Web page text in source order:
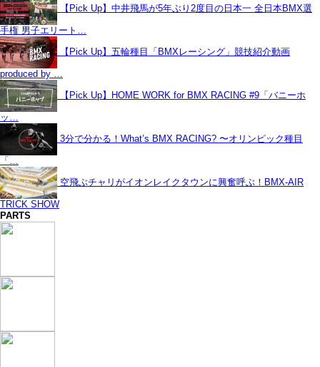
【Pick Up】中井飛馬が5年ぶり2度目の日本一 全日本BMX選
手権 男子エリート…
【Pick Up】五輪種目「BMXレーシング」競技紹介動画
produced by …
【Pick Up】HOME WORK for BMX RACING #9「バニーホ
ッ…
3分で分かる！What’s BMX RACING? 〜オリンピック種目
「…
空飛ぶチャリがイオンレイクタウンに興奮呼ぶ！BMX-AIR
TRICK SHOW
PARTS